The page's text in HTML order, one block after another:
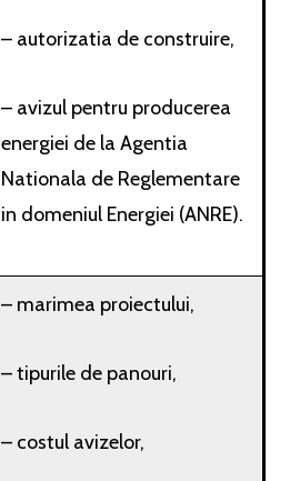
– autorizatia de construire,
– avizul pentru producerea
energiei de la Agentia
Nationala de Reglementare
in domeniul Energiei (ANRE).
– marimea proiectului,
– tipurile de panouri,
– costul avizelor,